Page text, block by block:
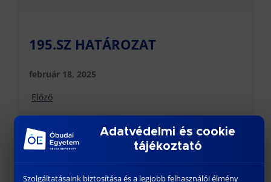
195.SZ HATÁROZAT
február 18, 2025
Előző
Adatvédelmi és cookie
tájékoztató
Szolgáltatásaink biztosítása és a legjobb felhasználói élmény